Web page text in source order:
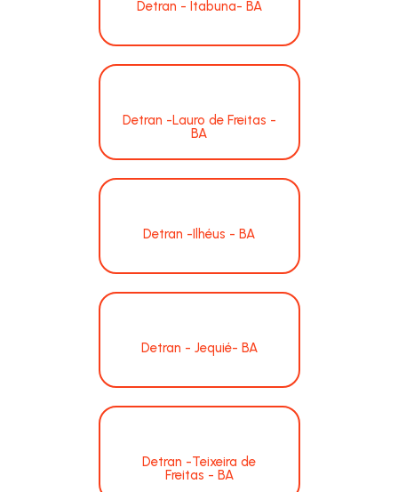
Detran - Itabuna- BA
Detran -Lauro de Freitas -
BA
Detran -Ilhéus - BA
Detran - Jequié- BA
Detran -Teixeira de
Freitas - BA